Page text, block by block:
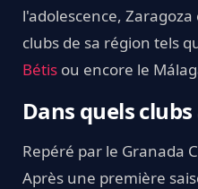
l'adolescence,
clubs de sa région tels
Bétis ou encore le
Dans quels
Repéré par le Granada
Après une première